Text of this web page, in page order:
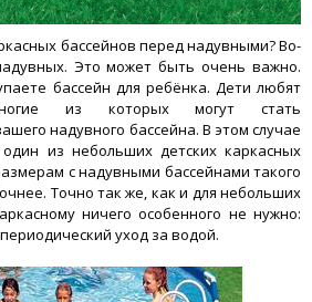
бассейнов перед надувными? Во-
Это может быть очень важно.
бассейн для ребёнка. Дети любят
из которых могут стать
надувного бассейна. В этом случае
из небольших детских каркасных
с надувными бассейнами такого
Точно так же, как и для небольших
ничего особенного не нужно:
уход за водой.